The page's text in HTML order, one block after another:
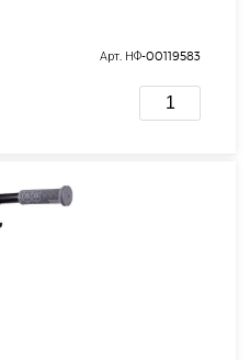
Арт. НФ-00119583